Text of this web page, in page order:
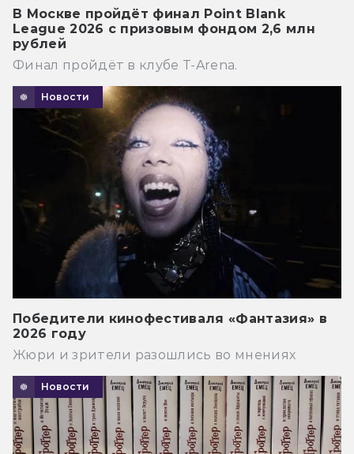
В Москве пройдёт финал Point Blank
League 2026 с призовым фондом 2,6 млн
рублей
Финал пройдёт в клубе T-Arena.
Новости
Победители кинофестиваля «Фантазия» в
2026 году
Жюри и зрители разошлись во мнениях
Новости